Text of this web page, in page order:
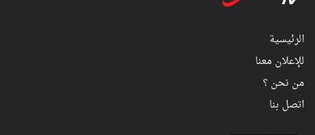
الرئيسية
للإعلان معنا
من نحن ؟
اتصل بنا